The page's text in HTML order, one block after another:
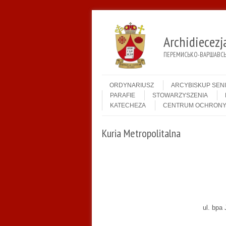
ПЕРЕМИСЬКО-
Menu
ORDYNARIUSZ
ARCYBISKUP
PARAFIE
STOWARZYSZENIA
KATECHEZA
CENTRUM
Kuria Metropolitalna
ul. bpa